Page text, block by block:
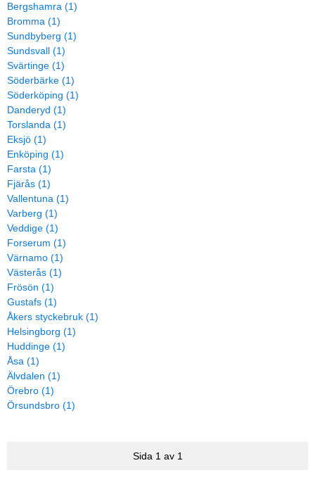
Bergshamra (1)
Bromma (1)
Sundbyberg (1)
Sundsvall (1)
Svärtinge (1)
Söderbärke (1)
Söderköping (1)
Danderyd (1)
Torslanda (1)
Eksjö (1)
Enköping (1)
Farsta (1)
Fjärås (1)
Vallentuna (1)
Varberg (1)
Veddige (1)
Forserum (1)
Värnamo (1)
Västerås (1)
Frösön (1)
Gustafs (1)
Åkers styckebruk (1)
Helsingborg (1)
Huddinge (1)
Åsa (1)
Älvdalen (1)
Örebro (1)
Örsundsbro (1)
Sida 1 av 1